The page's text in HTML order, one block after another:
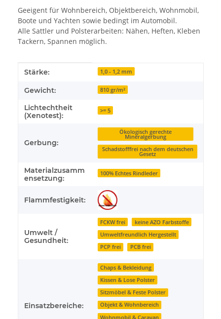
Geeigent für Wohnbereich, Objektbereich, Wohnmobil,
Boote und Yachten sowie bedingt im Automobil.
Alle Sattler und Polsterarbeiten: Nähen, Heften, Kleben
Tackern, Spannen möglich.
Produkteigenschaft
Wert
Stärke: 1,0 - 1,2 mm
Gewicht: 810 gr/m²
Lichtechtheit
(Xenotest):
>= 5
Gerbung:
Ökologisch gerechte
Mineralgerbung
Schadstofffrei nach dem deutschen
Gesetz
Materialzusamm
ensetzung:
100% Echtes Rindleder
Flammfestigkeit:
Umwelt /
Gesundheit:
FCKW frei
keine AZO Farbstoffe
Umweltfreundlich Hergestellt
PCP frei
PCB frei
Einsatzbereiche:
Chaps & Bekleidung
Kissen & Lose Polster
Sitzmöbel & Feste Polster
Objekt & Wohnbereich
Wohnmobil & Caravan